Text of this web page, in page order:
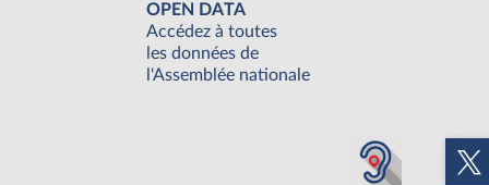
OPEN DATA
Accédez à toutes
les données de
l'Assemblée nationale